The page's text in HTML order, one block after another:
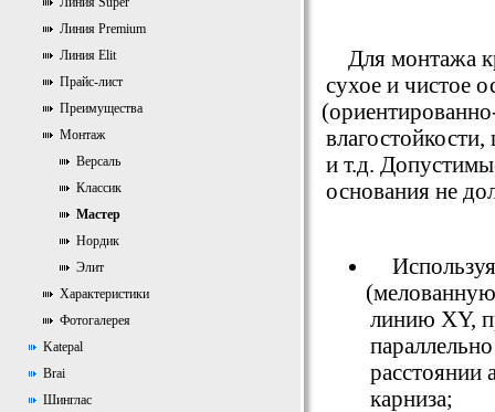
Для монтажа
сухое и чистое
(
и т.д.
основания не
Используя
(
линию XY,
расстоянии
карниза;
Линия Premium
Линия Elit
Прайс-лист
Преимущества
Монтаж
Версаль
Классик
Мастер
Нордик
Элит
Характеристики
Фотогалерея
Katepal
Brai
Шинглас